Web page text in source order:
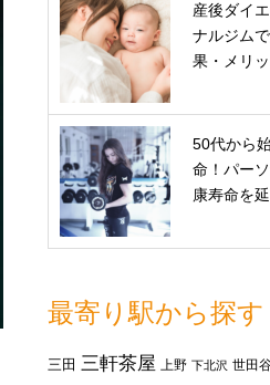
産後ダイ
ナルジム
果・メリ
50代から
命！パー
康寿命を
最寄り駅から探す
三田 三軒茶屋 上野 下北沢 世田